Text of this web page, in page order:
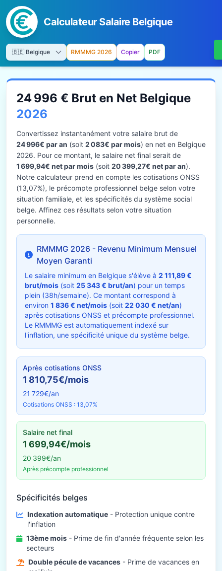
Calculateur Salaire Belgique
RMMMG 2026 Copier PDF
24 996 € Brut en Net Belgique
2026
Convertissez instantanément votre salaire brut de
24 996€ par an (soit 2 083€ par mois) en net en Belgique
2026. Pour ce montant, le salaire net final serait de
1 699,94€ net par mois (soit 20 399,27€ net par an).
Notre calculateur prend en compte les cotisations ONSS
(13,07%), le précompte professionnel belge selon votre
situation familiale, et les spécificités du système social
belge. Affinez ces résultats selon votre situation
personnelle.
RMMMG 2026 - Revenu Minimum Mensuel
Moyen Garanti
Le salaire minimum en Belgique s'élève à 2 111,89 €
brut/mois (soit 25 343 € brut/an) pour un temps
plein (38h/semaine). Ce montant correspond à
environ 1 836 € net/mois (soit 22 030 € net/an)
après cotisations ONSS et précompte professionnel.
Le RMMMG est automatiquement indexé sur
l'inflation, une spécificité unique du système belge.
Après cotisations ONSS
1 810,75€/mois
21 729€/an
Cotisations ONSS : 13,07%
Salaire net final
1 699,94€/mois
20 399€/an
Après précompte professionnel
Spécificités belges
Indexation automatique - Protection unique contre
l'inflation
13ème mois - Prime de fin d'année fréquente selon les
secteurs
Double pécule de vacances - Prime de vacances en